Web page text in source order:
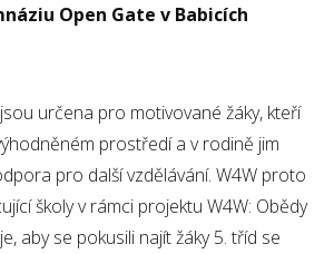
Open Gate v Babicích
určena pro motivované žáky, kteří
prostředí a v rodině jim
pro další vzdělávání. W4W proto
školy v rámci projektu W4W: Obědy
aby se pokusili najít žáky 5. tříd se